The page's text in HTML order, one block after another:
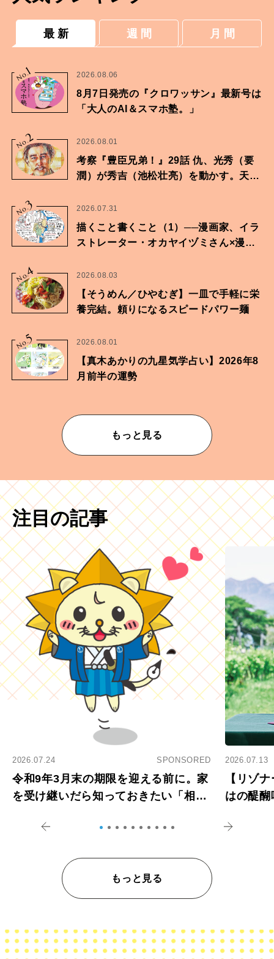
最 新 週 間 月 間
No.
1 2026.08.06
8月7日発売の『クロワッサン』最新号は
「大人のAI＆スマホ塾。」
No.2 2026.08.01
考察『豊臣兄弟！』29話 仇、光秀（要
潤）が秀吉（池松壮亮）を動かす。天下
No.
3 2026.07.31
描くこと書くこと（1）──漫画家、イラ
ストレーター・オカヤイヅミさん×漫画
No.
4 2026.08.03
【そうめん／ひやむぎ】一皿で手軽に栄
養完結。頼りになるスピードパワー麺
No.
5 2026.08.01
【真木あかりの九星気学占い】2026年8
月前半の運勢
もっと見る
注目の記事
2026.07.24 SPONSORED
令和9年3月末の期限を迎える前に。家
を受け継いだら知っておきたい「相続
2026.07.13
【リゾ
はの醍
もっと見る